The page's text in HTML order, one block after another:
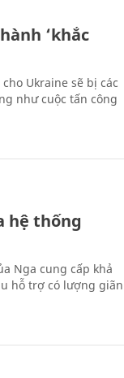
‘khắc
Ukraine sẽ bị các
như cuộc tấn công
hệ thống
Nga cung cấp khả
hỗ trợ có lượng giãn